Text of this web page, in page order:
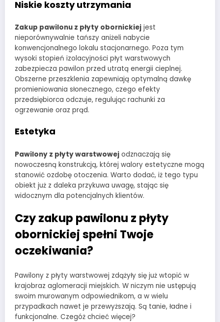
Niskie koszty utrzymania
Zakup pawilonu z płyty obornickiej jest
nieporównywalnie tańszy aniżeli nabycie
konwencjonalnego lokalu stacjonarnego. Poza tym
wysoki stopień izolacyjności płyt warstwowych
zabezpiecza pawilon przed utratą energii cieplnej.
Obszerne przeszklenia zapewniają optymalną dawkę
promieniowania słonecznego, czego efekty
przedsiębiorca odczuje, regulując rachunki za
ogrzewanie oraz prąd.
Estetyka
Pawilony z płyty warstwowej odznaczają się
nowoczesną konstrukcją, której walory estetyczne mogą
stanowić ozdobę otoczenia. Warto dodać, iż tego typu
obiekt już z daleka przykuwa uwagę, stając się
widocznym dla potencjalnych klientów.
Czy zakup pawilonu z płyty
obornickiej spełni Twoje
oczekiwania?
Pawilony z płyty warstwowej zdążyły się już wtopić w
krajobraz aglomeracji miejskich. W niczym nie ustępują
swoim murowanym odpowiednikom, a w wielu
przypadkach nawet je przewyższają. Są tanie, ładne i
funkcjonalne. Czegóż chcieć więcej?